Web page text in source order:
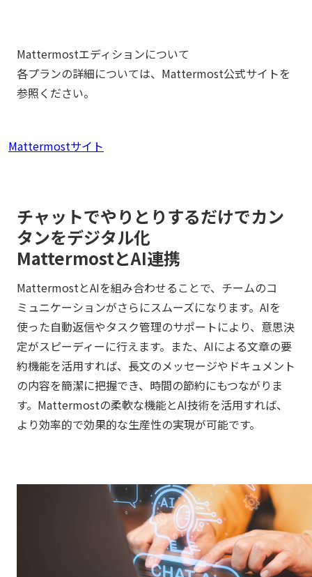
Mattermostエディションについて
各プランの詳細については、Mattermost公式サイトを
参照ください。
Mattermostサイト
チャットでやりとりするだけでカン
タンをデジタル化
MattermostとAI連携
MattermostとAIを組み合わせることで、チームのコ
ミュニケーションがさらにスムーズになります。AIを
使った自動返信やタスク管理のサポートにより、意思決
定がスピーディーに行えます。また、AIによる文章の要
約機能を活用すれば、長文のメッセージやドキュメント
の内容を簡潔に把握でき、時間の節約にもつながりま
す。Mattermostの柔軟な機能とAI技術を活用すれば、
より効率的で効果的な生産性の実現が可能です。